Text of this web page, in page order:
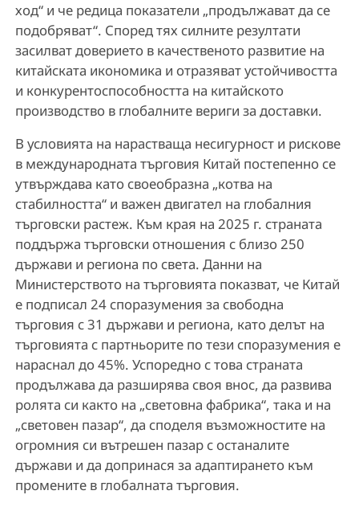
ход“ и че редица показатели „продължават да се
подобряват“. Според тях силните резултати
засилват доверието в качественото развитие на
китайската икономика и отразяват устойчивостта
и конкурентоспособността на китайското
производство в глобалните вериги за доставки.
В условията на нарастваща несигурност и рискове
в международната търговия Китай постепенно се
утвърждава като своеобразна „котва на
стабилността“ и важен двигател на глобалния
търговски растеж. Към края на 2025 г. страната
поддържа търговски отношения с близо 250
държави и региона по света. Данни на
Министерството на търговията показват, че Китай
е подписал 24 споразумения за свободна
търговия с 31 държави и региона, като делът на
търговията с партньорите по тези споразумения е
нараснал до 45%. Успоредно с това страната
продължава да разширява своя внос, да развива
ролята си както на „световна фабрика“, така и на
„световен пазар“, да споделя възможностите на
огромния си вътрешен пазар с останалите
държави и да допринася за адаптирането към
промените в глобалната търговия.